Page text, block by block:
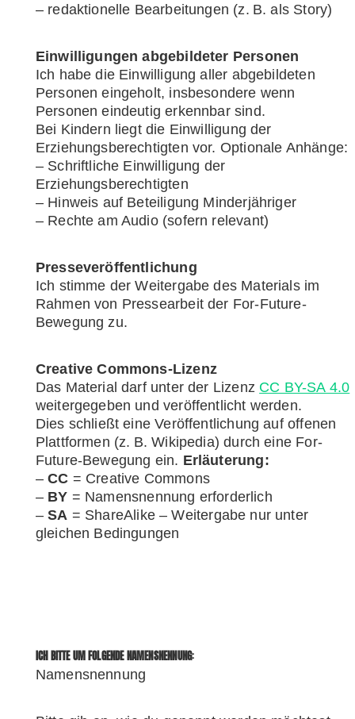
– redaktionelle Bearbeitungen (z. B. als Story)
Einwilligungen abgebildeter Personen
Ich habe die Einwilligung aller abgebildeten
Personen eingeholt, insbesondere wenn
Personen eindeutig erkennbar sind.
Bei Kindern liegt die Einwilligung der
Erziehungsberechtigten vor. Optionale Anhänge:
– Schriftliche Einwilligung der
Erziehungsberechtigten
– Hinweis auf Beteiligung Minderjähriger
– Rechte am Audio (sofern relevant)
Presseveröffentlichung
Ich stimme der Weitergabe des Materials im
Rahmen von Pressearbeit der For-Future-
Bewegung zu.
Creative Commons-Lizenz
Das Material darf unter der Lizenz CC BY-SA 4.0
weitergegeben und veröffentlicht werden.
Dies schließt eine Veröffentlichung auf offenen
Plattformen (z. B. Wikipedia) durch eine For-
Future-Bewegung ein. Erläuterung:
–CC = Creative Commons
– BY = Namensnennung erforderlich
–SA = ShareAlike – Weitergabe nur unter
gleichen Bedingungen
ICH BITTE UM FOLGENDE NAMENSNENNUNG:
Namensnennung